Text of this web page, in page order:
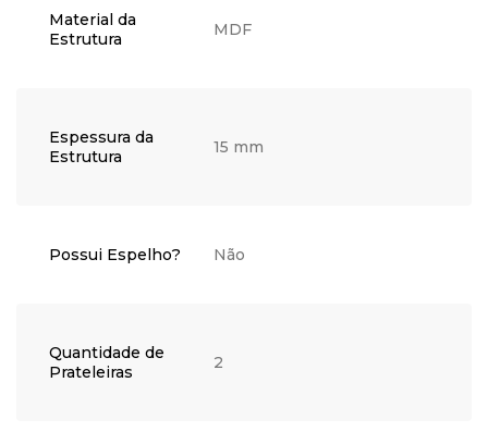
Material da
Estrutura
MDF
Espessura da
Estrutura
15 mm
Possui Espelho? Não
Quantidade de
Prateleiras
2